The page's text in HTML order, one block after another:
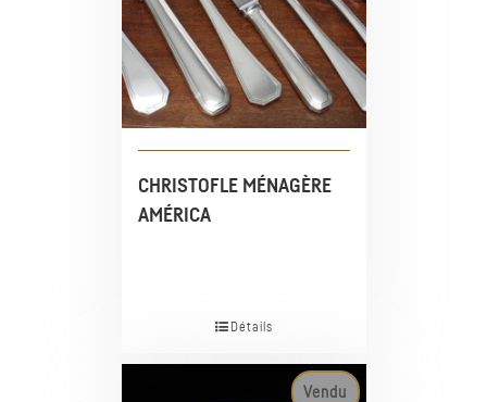
CHRISTOFLE MÉNAGÈRE
AMÉRICA
Détails
Vendu